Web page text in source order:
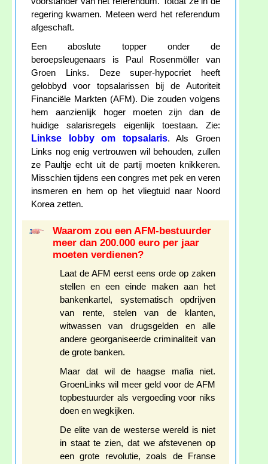
regering kwamen. Meteen werd het referendum
afgeschaft.
Een aboslute topper onder de
beroepsleugenaars is Paul Rosenmöller van
Groen Links. Deze super-hypocriet heeft
gelobbyd voor topsalarissen bij de Autoriteit
Financiële Markten (AFM). Die zouden volgens
hem aanzienlijk hoger moeten zijn dan de
huidige salarisregels eigenlijk toestaan. Zie:
Linkse lobby om topsalaris. Als Groen
Links nog enig vertrouwen wil behouden, zullen
ze Paultje echt uit de partij moeten knikkeren.
Misschien tijdens een congres met pek en veren
insmeren en hem op het vliegtuid naar Noord
Korea zetten.
Waarom zou een AFM-bestuurder
meer dan 200.000 euro per jaar
moeten verdienen?
Laat de AFM eerst eens orde op zaken
stellen en een einde maken aan het
bankenkartel, systematisch opdrijven
van rente, stelen van de klanten,
witwassen van drugsgelden en alle
andere georganiseerde criminaliteit van
de grote banken.
Maar dat wil de haagse mafia niet.
GroenLinks wil meer geld voor de AFM
topbestuurder als vergoeding voor niks
doen en wegkijken.
De elite van de westerse wereld is niet
in staat te zien, dat we afstevenen op
een grote revolutie, zoals de Franse